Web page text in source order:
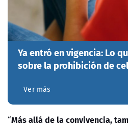
Ya entró en vigencia: Lo
sobre la prohibición de
Ver más
“Más allá de la convivencia,